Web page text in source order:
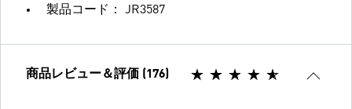
製品コード： JR3587
商品レビュー＆評価 (176)